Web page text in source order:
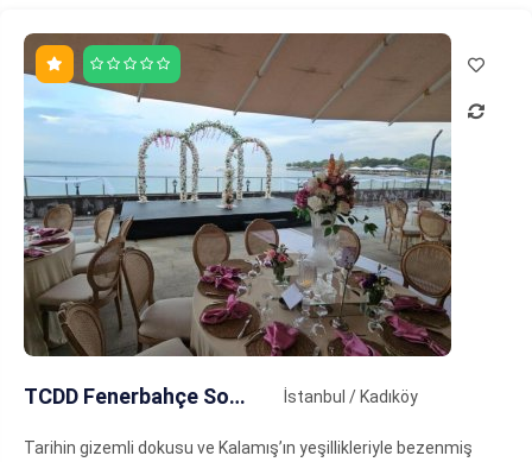
TCDD Fenerbahçe Sosyal Tesisleri İstanbul / Kadıköy
Tarihin gizemli dokusu ve Kalamış’ın yeşillikleriyle bezenmiş